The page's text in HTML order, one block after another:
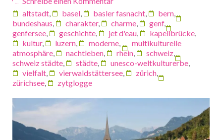
altstadt, basel, basler fasnacht, bern,
bundeshaus, charakter, charme, genf,
genfersee, geschichte, jet d'eau, kapellbrücke,
kultur, luzern, moderne,
multikulturelle
atmosphäre, nachtleben, rhein, schweiz,
schweiz städte, städte, unesco-weltkulturerbe,
vielfalt, vierwaldstättersee, zürich,
zürichsee, zytglogge